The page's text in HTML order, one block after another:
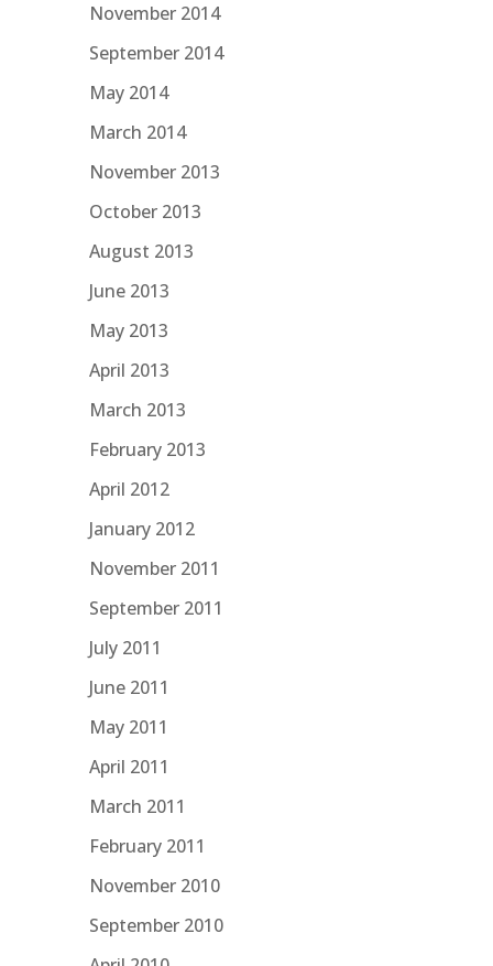
November 2014
September 2014
May 2014
March 2014
November 2013
October 2013
August 2013
June 2013
May 2013
April 2013
March 2013
February 2013
April 2012
January 2012
November 2011
September 2011
July 2011
June 2011
May 2011
April 2011
March 2011
February 2011
November 2010
September 2010